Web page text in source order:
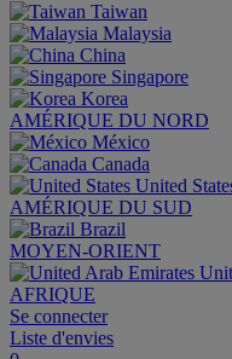
Taiwan
Malaysia
China
Singapore
Korea
AMÉRIQUE DU NORD
México
Canada
United
AMÉRIQUE DU SUD
Brazil
MOYEN-ORIENT
AFRIQUE
Se connecter
Liste d'envies